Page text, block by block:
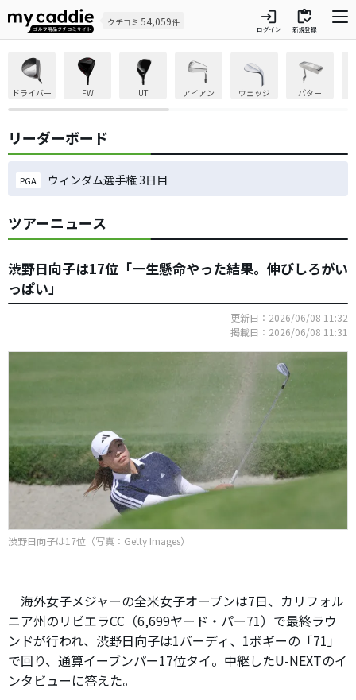
クチコミ 54,059件 login
ログイン
inventory
新規登録
ドライバー FW UT アイアン ウェッジ パター
リーダーボード
PGA ウィンダム選手権 3日目
ツアーニュース
渋野日向子は17位「一生懸命やった結果。伸びしろがい
っぱい」
更新日：2026/06/08 11:32
掲載日：2026/06/08 11:31
渋野日向子は17位（写真：Getty Images）
海外女子メジャーの全米女子オープンは7日、カリフォル
ニア州のリビエラCC（6,699ヤード・パー71）で最終ラウ
ンドが行われ、渋野日向子は1バーディ、1ボギーの「71」
で回り、通算イーブンパー17位タイ。中継したU-NEXTのイ
ンタビューに答えた。